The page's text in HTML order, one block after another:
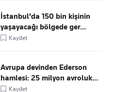
İstanbul'da 150 bin kişinin
yaşayacağı bölgede ger...
Kaydet
Avrupa devinden Ederson
hamlesi: 25 milyon avroluk...
Kaydet